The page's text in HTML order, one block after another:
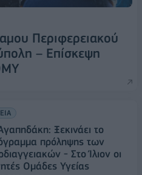
Περιφερειακού
– Επίσκεψη
Ξεκινάει το
πρόληψης των
- Στο Ίλιον οι
Ομάδες Υγείας